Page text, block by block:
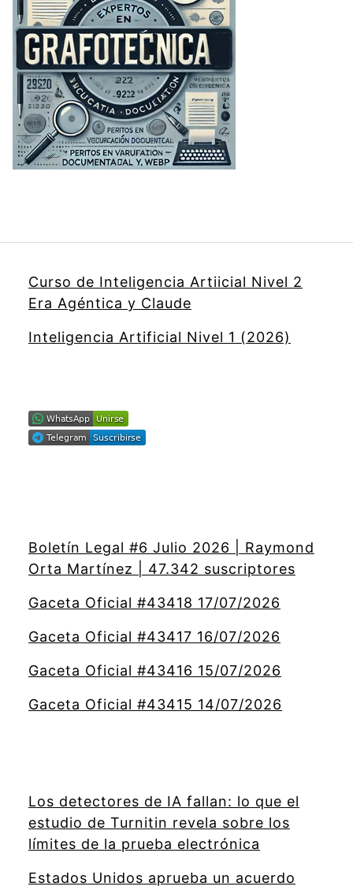
Curso de Inteligencia Artiicial Nivel 2
Era Agéntica y Claude
Inteligencia Artificial Nivel 1 (2026)
Boletín Legal #6 Julio 2026 | Raymond
Orta Martínez | 47.342 suscriptores
Gaceta Oficial #43418 17/07/2026
Gaceta Oficial #43417 16/07/2026
Gaceta Oficial #43416 15/07/2026
Gaceta Oficial #43415 14/07/2026
Los detectores de IA fallan: lo que el
estudio de Turnitin revela sobre los
límites de la prueba electrónica
Estados Unidos aprueba un acuerdo